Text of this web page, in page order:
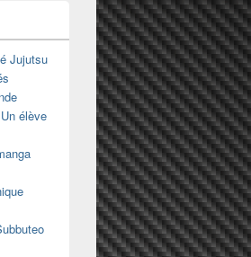
Jujutsu
élève